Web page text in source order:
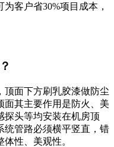
客户省30%项目成本，
顶面下方刷乳胶漆做防尘
面其主要作用是防火、美
探头等均安装在机房顶
统管路必须横平竖直，错
性、美观性。